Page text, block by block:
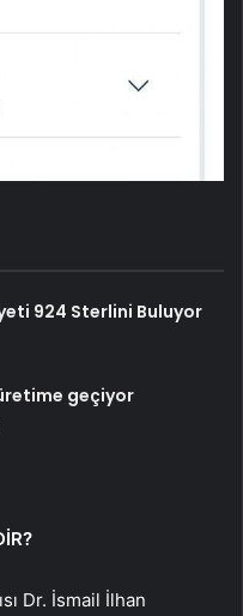
924 Sterlini Buluyor
geçiyor
Dr. İsmail İlhan